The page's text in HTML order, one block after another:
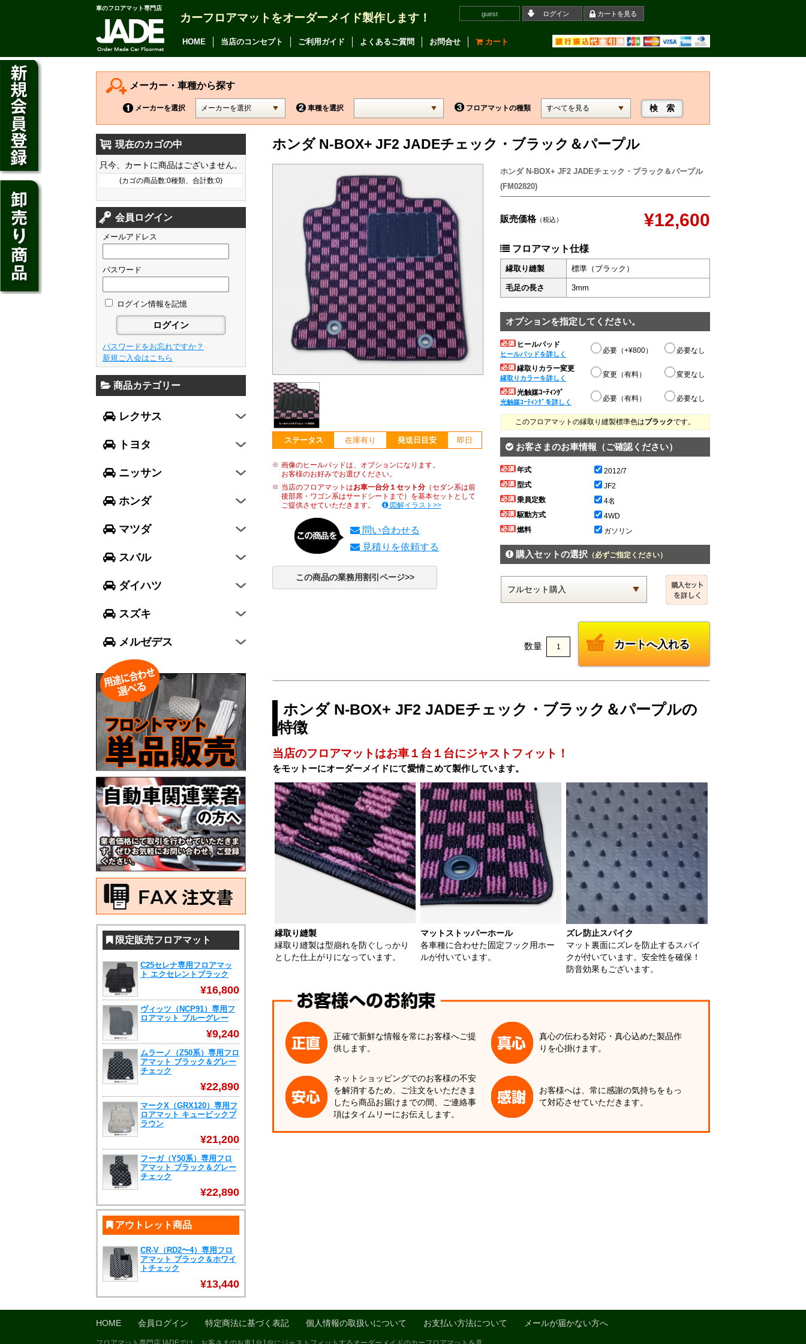
車のフロアマット専門店
カーフロアマットをオーダーメイド製作します！ guest ログイン カートを見る
HOME 当店のコンセプト ご利用ガイド よくあるご質問 お問合せ カート
メーカー・車種から探す
メーカーを選択 車種を選択 フロアマットの種類
ホンダ N-BOX+ JF2 JADEチェック・ブラック＆パープル
ステータス 在庫有り 発送日目安 即日
画像のヒールパッドは、オプションになります。
お客様のお好みでお選びください。
当店のフロアマットはお車一台分１セット分（セダン系は前
後部席・ワゴン系はサードシートまで）を基本セットとして
ご提供させていただきます。
図解イラスト>>
問い合わせる
見積りを依頼する
この商品の業務用割引ページ>>
ホンダ N-BOX+ JF2 JADEチェック・ブラック＆パープル
(FM02820)
販売価格（税込） ¥12,600
フロアマット仕様
縁取り縫製 標準（ブラック）
毛足の長さ 3mm
オプションを指定してください。
ヒールパッド
ヒールパッドを詳しく 必要（+¥800） 必要なし
縁取りカラー変更
縁取りカラーを詳しく 変更（有料） 変更なし
光触媒ｺｰﾃｨﾝｸﾞ
光触媒ｺｰﾃｨﾝｸﾞを詳しく 必要（有料） 必要なし
このフロアマットの縁取り縫製標準色はブラックです。
お客さまのお車情報（ご確認ください）
年式
2012/7
型式
JF2
乗員定数
4名
駆動方式
4WD
燃料
ガソリン
購入セットの選択（必ずご指定ください）
数量
ホンダ N-BOX+ JF2 JADEチェック・ブラック＆パープルの
特徴
当店のフロアマットはお車１台１台にジャストフィット！
をモットーにオーダーメイドにて愛情こめて製作しています。
縁取り縫製
縁取り縫製は型崩れを防ぐしっかり
とした仕上がりになっています。
マットストッパーホール
各車種に合わせた固定フック用ホー
ルが付いています。
ズレ防止スパイク
マット裏面にズレを防止するスパイ
クが付いています。安全性を確保！
防音効果もございます。
正確で新鮮な情報を常にお客様へご提
供します。
真心の伝わる対応・真心込めた製品作
りを心掛けます。
ネットショッピングでのお客様の不安
を解消するため、ご注文をいただきま
したら商品お届けまでの間、ご連絡事
項はタイムリーにお伝えします。
お客様へは、常に感謝の気持ちをもっ
て対応させていただきます。
現在のカゴの中
只今、カートに商品はございません。
(カゴの商品数:0種類、合計数:0)
会員ログイン
メールアドレス
パスワード
ログイン情報を記憶
パスワードをお忘れですか？
新規ご入会はこちら
商品カテゴリー
レクサス
CT200h
HS250h
GS
GS F
NX
RX
LX570
RC
LC
トヨタ
アルファード
ヴェルファイア
カムリ
カローラ アクシオ
プレミオ
プリウス
SAI
クラウン アスリート
クラウン マジェスタ
クラウン ロイヤル
アベンシス
カローラ フィールダー
プリウスα
FJクルーザー
CH-R
ハリアー
86
ニッサン
デイズ
デイズ ルークス
ジューク
ノート
キューブ
セレナ
エルグランド
エクストレイル
ティアナ
スカイライン
GT-R
ホンダ
フィット
シャトル
ジェイド
フリード
N-ONE
N-BOX
N-BOX SLASH
N-BOX+
N-WGN
グレイス
ヴェゼル
マツダ
フレア
フレアワゴン
フレアクロスオーバー
キャロル
デミオ
アクセラ スポーツ
アテンザ ワゴン
CX-3
ビアンテ
スバル
レガシィ B4
レガシィ アウトバック
WRX S4
インプレッサ スポーツ
インプレッサ G4
エクシーガ クロスオーバー7
ダイハツ
ミラ イース
ミラ
ミラ ココア
ムーヴ キャンバス
タント
トール
スズキ
スペーシア
ハスラー
エヴリィワゴン
スイフト
ジムニー シエラ
メルゼデス
Aクラス
GLCクラス
限定販売フロアマット
C25セレナ専用フロアマッ
ト エクセレントブラック
¥16,800
ヴィッツ（NCP91）専用フ
ロアマット ブルーグレー
¥9,240
ムラーノ（Z50系）専用フロ
アマット ブラック＆グレー
チェック
¥22,890
マークX（GRX120）専用フ
ロアマット キュービックブ
ラウン
¥21,200
フーガ（Y50系）専用フロ
アマット ブラック＆グレー
チェック
¥22,890
アウトレット商品
CR-V（RD2〜4）専用フロ
アマット ブラック＆ホワイ
トチェック
¥13,440
HOME 会員ログイン 特定商法に基づく表記 個人情報の取扱いについて お支払い方法について メールが届かない方へ